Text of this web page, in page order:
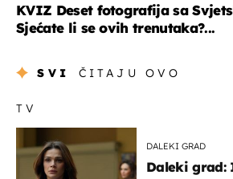
KVIZ Deset fotografija sa
Sjećate li se ovih trenutaka?...
SVI ČITAJU OVO
TV
DALEKI GRAD
Daleki